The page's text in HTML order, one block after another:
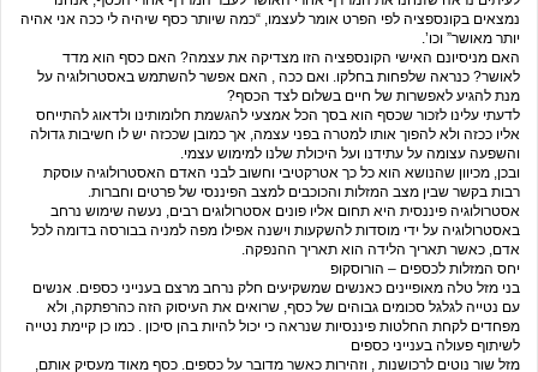
נמצאים בקונספציה לפי הפרט אומר לעצמו, “כמה שיותר כסף שיהיה לי ככה אני אהיה
יותר מאושר” וכו’.
האם מניסיונם האישי הקונספציה הזו מצדיקה את עצמה? האם כסף הוא מדד
לאושר? כנראה שלפחות בחלקו. ואם ככה , האם אפשר להשתמש באסטרולוגיה על
מנת להגיע לאפשרות של חיים בשלום לצד הכסף?
לדעתי עלינו לזכור שכסף הוא בסך הכל אמצעי להגשמת חלומותינו ולדאוג להתייחס
אליו ככזה ולא להפוך אותו למטרה בפני עצמה, אך כמובן שככזה יש לו חשיבות גדולה
והשפעה עצומה על עתידנו ועל היכולת שלנו למימוש עצמי.
ובכן, מכיוון שהנושא הוא כל כך אטרקטיבי וחשוב לבני האדם האסטרולוגיה עוסקת
רבות בקשר שבין מצב המזלות והכוכבים למצב הפיננסי של פרטים וחברות.
אסטרולוגיה פיננסית היא תחום אליו פונים אסטרולוגים רבים, נעשה שימוש נרחב
באסטרולוגיה על ידי מוסדות להשקעות וישנה אפילו מפה למניה בבורסה בדומה לכל
אדם, כאשר תאריך הלידה הוא תאריך ההנפקה.
יחס המזלות לכספים – הורוסקופ
בני מזל טלה מאופיינים כאנשים שמשקיעים חלק נרחב מרצם בענייני כספים. אנשים
עם נטייה לגלגל סכומים גבוהים של כסף, שרואים את העיסוק הזה כהרפתקה, ולא
מפחדים לקחת החלטות פיננסיות שנראה כי יכול להיות בהן סיכון . כמו כן קיימת נטייה
לשיתוף פעולה בענייני כספים
מזל שור נוטים לרכושנות , וזהירות כאשר מדובר על כספים. כסף מאוד מעסיק אותם,